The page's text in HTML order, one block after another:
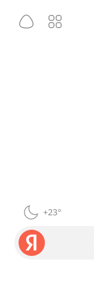
+23°